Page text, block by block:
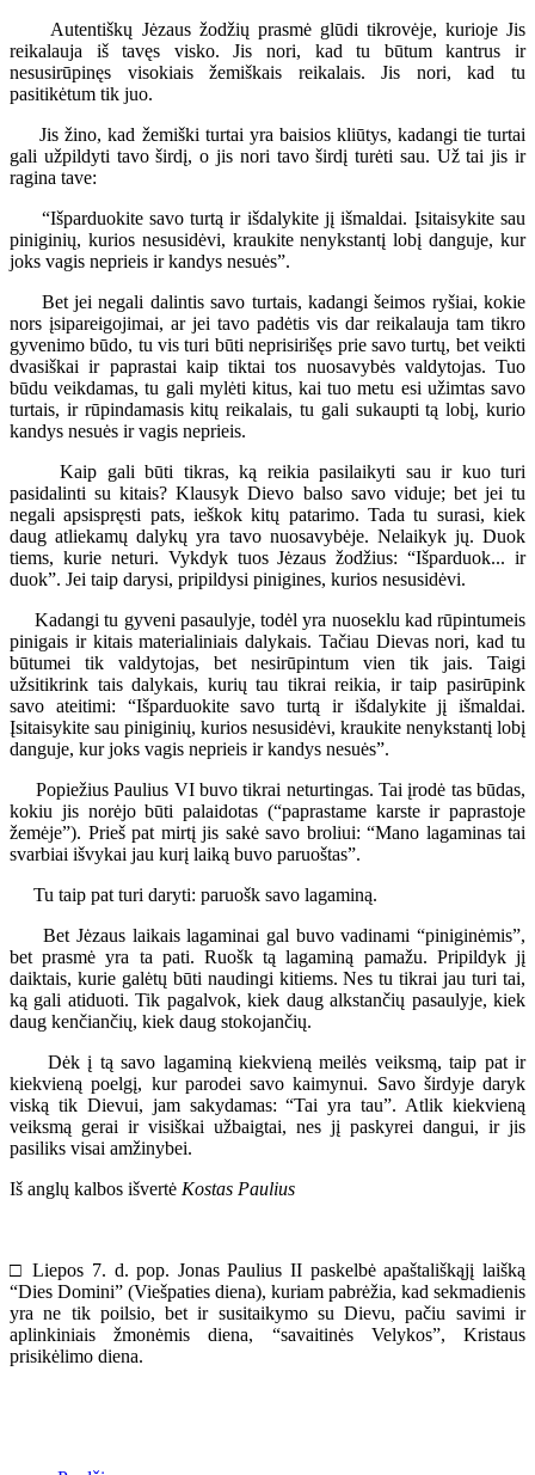
Autentiškų Jėzaus žodžių prasmė glūdi tikrovėje, kurioje Jis
reikalauja iš tavęs visko. Jis nori, kad tu būtum kantrus ir
nesusirūpinęs visokiais žemiškais reikalais. Jis nori, kad tu
pasitikėtum tik juo.
Jis žino, kad žemiški turtai yra baisios kliūtys, kadangi tie turtai
gali užpildyti tavo širdį, o jis nori tavo širdį turėti sau. Už tai jis ir
ragina tave:
“Išparduokite savo turtą ir išdalykite jį išmaldai. Įsitaisykite sau
piniginių, kurios nesusidėvi, kraukite nenykstantį lobį danguje, kur
joks vagis neprieis ir kandys nesuės”.
Bet jei negali dalintis savo turtais, kadangi šeimos ryšiai, kokie
nors įsipareigojimai, ar jei tavo padėtis vis dar reikalauja tam tikro
gyvenimo būdo, tu vis turi būti neprisirišęs prie savo turtų, bet veikti
dvasiškai ir paprastai kaip tiktai tos nuosavybės valdytojas. Tuo
būdu veikdamas, tu gali mylėti kitus, kai tuo metu esi užimtas savo
turtais, ir rūpindamasis kitų reikalais, tu gali sukaupti tą lobį, kurio
kandys nesuės ir vagis neprieis.
Kaip gali būti tikras, ką reikia pasilaikyti sau ir kuo turi
pasidalinti su kitais? Klausyk Dievo balso savo viduje; bet jei tu
negali apsispręsti pats, ieškok kitų patarimo. Tada tu surasi, kiek
daug atliekamų dalykų yra tavo nuosavybėje. Nelaikyk jų. Duok
tiems, kurie neturi. Vykdyk tuos Jėzaus žodžius: “Išparduok... ir
duok”. Jei taip darysi, pripildysi pinigines, kurios nesusidėvi.
Kadangi tu gyveni pasaulyje, todėl yra nuoseklu kad rūpintumeis
pinigais ir kitais materialiniais dalykais. Tačiau Dievas nori, kad tu
būtumei tik valdytojas, bet nesirūpintum vien tik jais. Taigi
užsitikrink tais dalykais, kurių tau tikrai reikia, ir taip pasirūpink
savo ateitimi: “Išparduokite savo turtą ir išdalykite jį išmaldai.
Įsitaisykite sau piniginių, kurios nesusidėvi, kraukite nenykstantį lobį
danguje, kur joks vagis neprieis ir kandys nesuės”.
Popiežius Paulius VI buvo tikrai neturtingas. Tai įrodė tas būdas,
kokiu jis norėjo būti palaidotas (“paprastame karste ir paprastoje
žemėje”). Prieš pat mirtį jis sakė savo broliui: “Mano lagaminas tai
svarbiai išvykai jau kurį laiką buvo paruoštas”.
Tu taip pat turi daryti: paruošk savo lagaminą.
Bet Jėzaus laikais lagaminai gal buvo vadinami “piniginėmis”,
bet prasmė yra ta pati. Ruošk tą lagaminą pamažu. Pripildyk jį
daiktais, kurie galėtų būti naudingi kitiems. Nes tu tikrai jau turi tai,
ką gali atiduoti. Tik pagalvok, kiek daug alkstančių pasaulyje, kiek
daug kenčiančių, kiek daug stokojančių.
Dėk į tą savo lagaminą kiekvieną meilės veiksmą, taip pat ir
kiekvieną poelgį, kur parodei savo kaimynui. Savo širdyje daryk
viską tik Dievui, jam sakydamas: “Tai yra tau”. Atlik kiekvieną
veiksmą gerai ir visiškai užbaigtai, nes jį paskyrei dangui, ir jis
pasiliks visai amžinybei.
Iš anglų kalbos išvertė Kostas Paulius
□ Liepos 7. d. pop. Jonas Paulius II paskelbė apaštališkąjį laišką
“Dies Domini” (Viešpaties diena), kuriam pabrėžia, kad sekmadienis
yra ne tik poilsio, bet ir susitaikymo su Dievu, pačiu savimi ir
aplinkiniais žmonėmis diena, “savaitinės Velykos”, Kristaus
prisikėlimo diena.